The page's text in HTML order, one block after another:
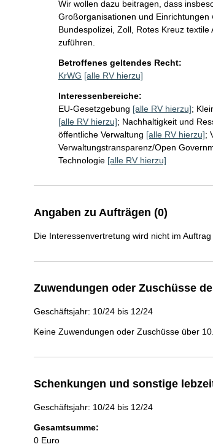
Wir wollen dazu beitragen, dass
Großorganisationen und Einrichtungen
Bundespolizei, Zoll, Rotes Kreuz
zuführen.
Betroffenes geltendes Recht:
KrWG [alle RV hierzu]
Interessenbereiche:
EU-Gesetzgebung [alle RV hierzu];
[alle RV hierzu]; Nachhaltigkeit und
öffentliche Verwaltung [alle RV hierzu];
Verwaltungstransparenz/Open
Technologie [alle RV hierzu]
Angaben zu Aufträgen (0)
Die Interessenvertretung wird nicht im Auftrag
Zuwendungen oder Zuschüsse
Geschäftsjahr: 10/24 bis 12/24
Keine Zuwendungen oder Zuschüsse über
Schenkungen und sonstige
Geschäftsjahr: 10/24 bis 12/24
Gesamtsumme:
0 Euro